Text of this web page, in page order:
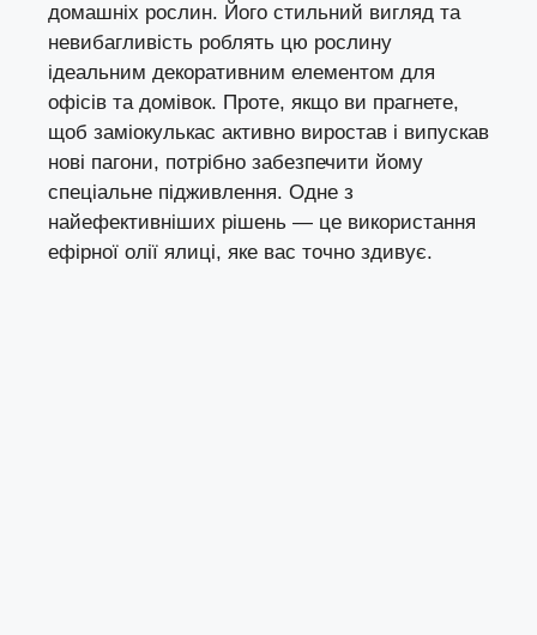
домашніх рослин. Його стильний вигляд та
невибагливість роблять цю рослину
ідеальним декоративним елементом для
офісів та домівок. Проте, якщо ви прагнете,
щоб заміокулькас активно виростав і випускав
нові пагони, потрібно забезпечити йому
спеціальне підживлення. Одне з
найефективніших рішень — це використання
ефірної олії ялиці, яке вас точно здивує.